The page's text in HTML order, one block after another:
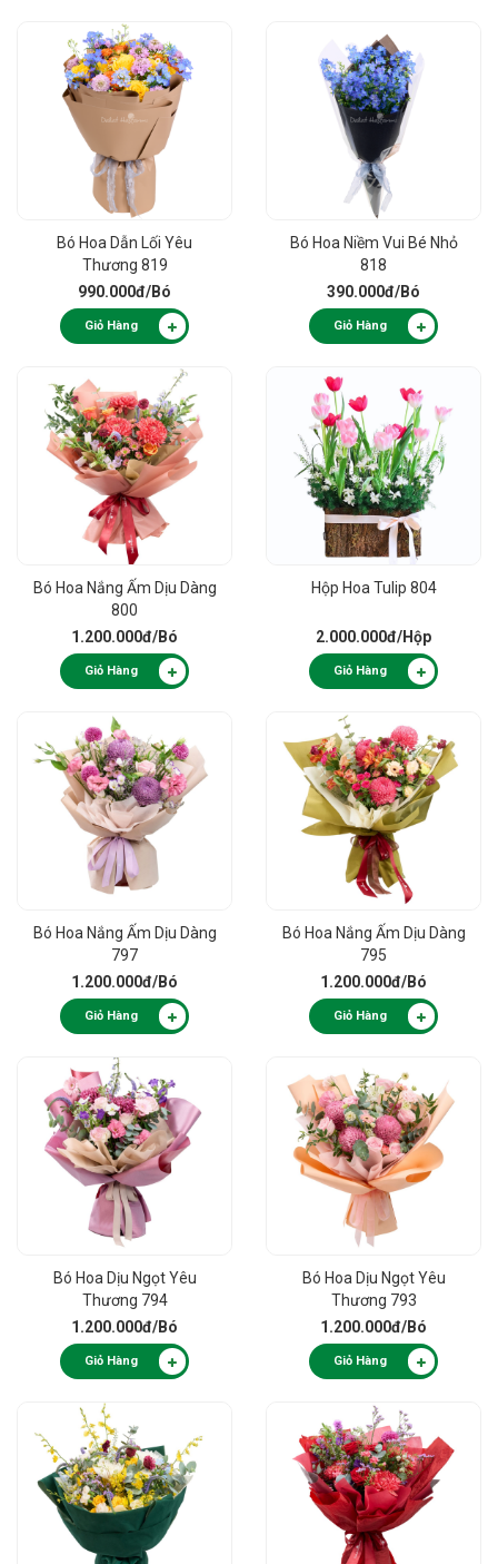
Bó Hoa Dẫn Lối Yêu
Thương 819
990.000đ/Bó
Giỏ Hàng
Bó Hoa Niềm Vui Bé Nhỏ
818
390.000đ/Bó
Giỏ Hàng
Bó Hoa Nắng Ấm Dịu Dàng
800
1.200.000đ/Bó
Giỏ Hàng
Hộp Hoa Tulip 804
2.000.000đ/Hộp
Giỏ Hàng
Bó Hoa Nắng Ấm Dịu Dàng
797
1.200.000đ/Bó
Giỏ Hàng
Bó Hoa Nắng Ấm Dịu Dàng
795
1.200.000đ/Bó
Giỏ Hàng
Bó Hoa Dịu Ngọt Yêu
Thương 794
1.200.000đ/Bó
Giỏ Hàng
Bó Hoa Dịu Ngọt Yêu
Thương 793
1.200.000đ/Bó
Giỏ Hàng